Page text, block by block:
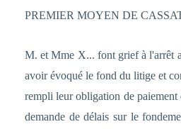
PREMIER MOYEN DE
M. et Mme X... font grief à l'arrêt
avoir évoqué le fond du litige et
rempli leur obligation de
demande de délais sur le